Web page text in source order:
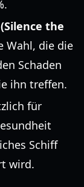
the
Wahl, die die
Schaden
ihn treffen.
für
Schiff
wird.